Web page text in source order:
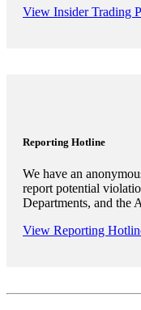
View Insider Trading
Reporting Hotline
We have an
report potential
Departments, and the
View Reporting